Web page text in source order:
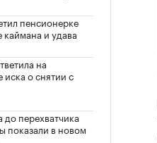
пенсионерке
каймана и удава
на
иска о снятии с
перехватчика
показали в новом